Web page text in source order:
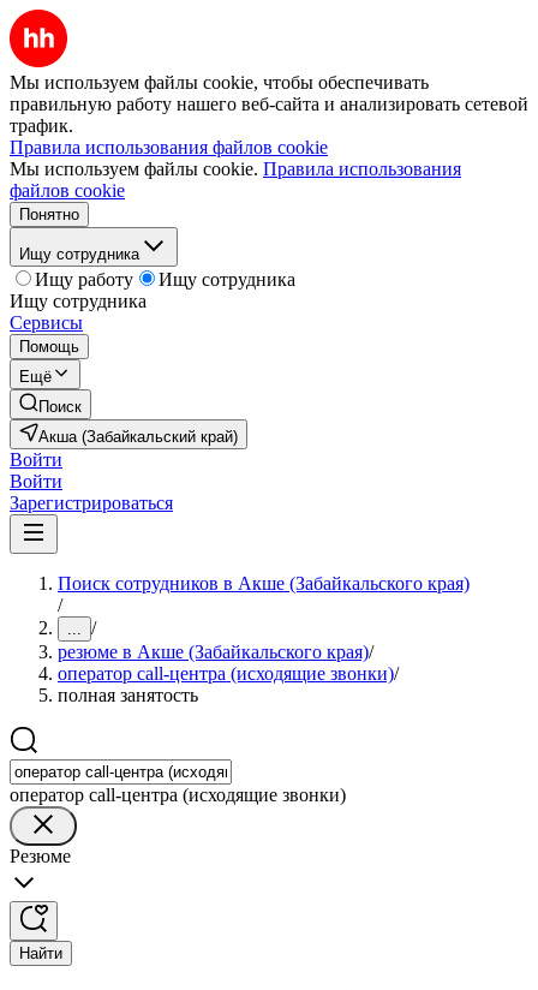
Мы используем файлы cookie, чтобы обеспечивать
правильную работу нашего веб-сайта и анализировать сетевой
трафик.
Правила использования файлов cookie
Мы используем файлы cookie. Правила использования
файлов cookie
Понятно
Ищу сотрудника
Ищу работу
Ищу сотрудника
Ищу сотрудника
Сервисы
Помощь
Ещё
Поиск
Акша (Забайкальский край)
Войти
Войти
Зарегистрироваться
Поиск сотрудников в Акше (Забайкальского края)
/
... /
резюме в Акше (Забайкальского края)/
оператор call-центра (исходящие звонки)/
полная занятость
оператор call-центра (исходящие звонки)
Резюме
Найти